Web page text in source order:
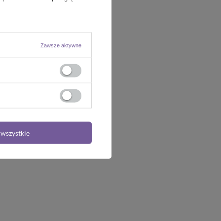
Zawsze aktywne